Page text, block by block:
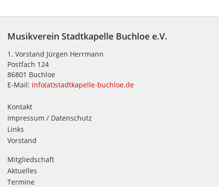
Musikverein Stadtkapelle Buchloe e.V.
1. Vorstand Jürgen Herrmann
Postfach 124
86801 Buchloe
E-Mail: info(at)stadtkapelle-buchloe.de
Kontakt
Impressum / Datenschutz
Links
Vorstand
Mitgliedschaft
Aktuelles
Termine